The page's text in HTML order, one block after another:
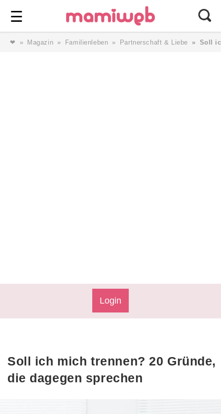
☰ ⎯ Wir lieben Familie ⎯
❤ Magazin Familienleben Partnerschaft & Liebe Soll
Login
Soll ich mich trennen? 20 Gründe,
die dagegen sprechen